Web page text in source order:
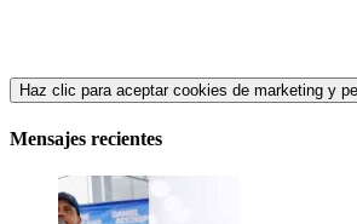
Haz clic para aceptar cookies de marketing y
Mensajes recientes